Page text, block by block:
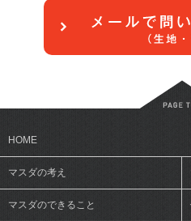
HOME
マスダの考え
マスダのできること